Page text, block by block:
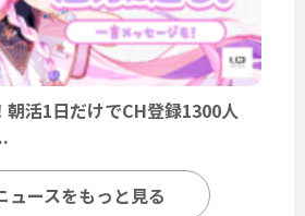
活1日だけでCH登録1300人
ュースをもっと見る